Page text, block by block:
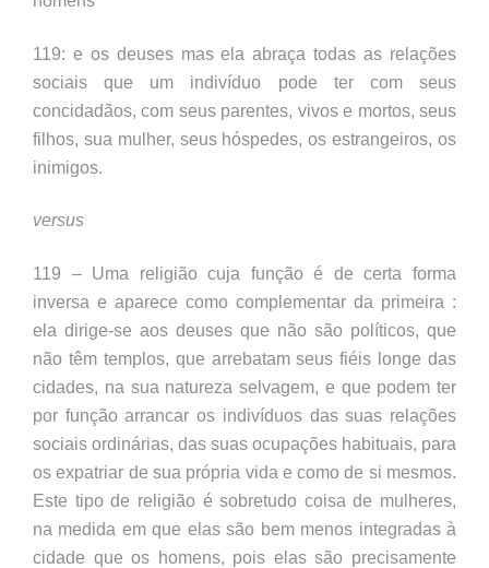
119: e os deuses mas ela abraça todas as relações
sociais que um indivíduo pode ter com seus
concidadãos, com seus parentes, vivos e mortos, seus
filhos, sua mulher, seus hóspedes, os estrangeiros, os
inimigos.
versus
119 – Uma religião cuja função é de certa forma
inversa e aparece como complementar da primeira :
ela dirige-se aos deuses que não são políticos, que
não têm templos, que arrebatam seus fiéis longe das
cidades, na sua natureza selvagem, e que podem ter
por função arrancar os indivíduos das suas relações
sociais ordinárias, das suas ocupações habituais, para
os expatriar de sua própria vida e como de si mesmos.
Este tipo de religião é sobretudo coisa de mulheres,
na medida em que elas são bem menos integradas à
cidade que os homens, pois elas são precisamente